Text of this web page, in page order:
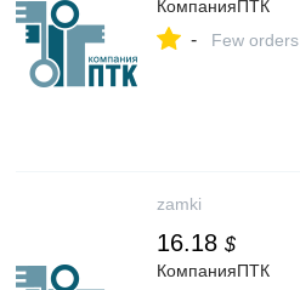
КомпанияПТК
- Few orders
zamki
16.18 $
КомпанияПТК